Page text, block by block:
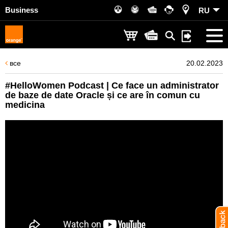
Business RU
все 20.02.2023
#HelloWomen Podcast | Ce face un administrator
de baze de date Oracle și ce are în comun cu
medicina